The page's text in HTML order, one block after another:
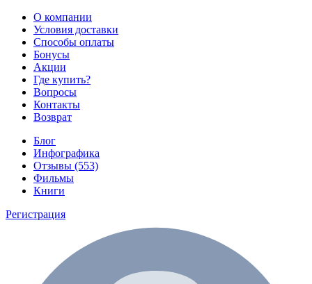
О компании
Условия доставки
Способы оплаты
Бонусы
Акции
Где купить?
Вопросы
Контакты
Возврат
Блог
Инфографика
Отзывы (553)
Фильмы
Книги
Регистрация